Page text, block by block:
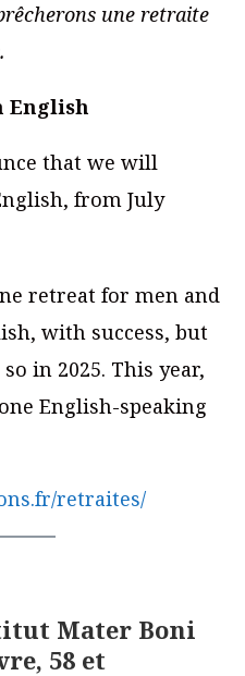
une retraite
English
that we will
from July
retreat for men and
with success, but
in 2025. This year,
English-speaking
retraites/
Mater Boni
58 et